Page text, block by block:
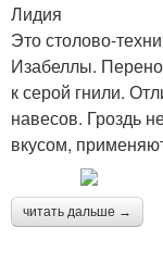
Лидия
Это столово-
Изабеллы.
к серой гнили.
навесов. Гроздь
вкусом,
читать дальше →